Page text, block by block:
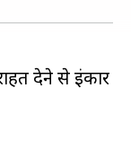
देने से इंकार